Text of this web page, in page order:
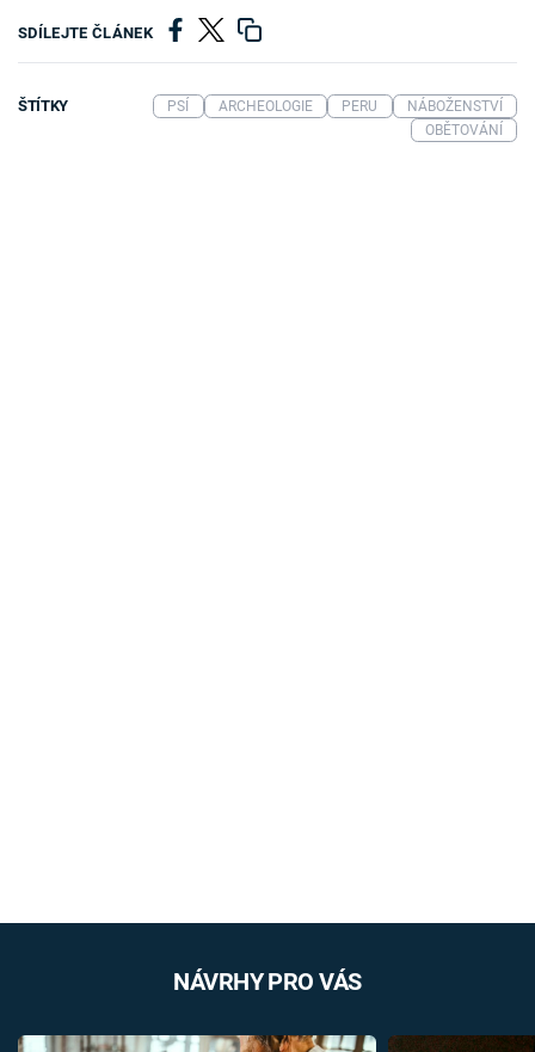
SDÍLEJTE ČLÁNEK
ŠTÍTKY PSÍ ARCHEOLOGIE PERU
NÁBOŽENSTVÍ
OBĚTOVÁNÍ
NÁVRHY PRO VÁS